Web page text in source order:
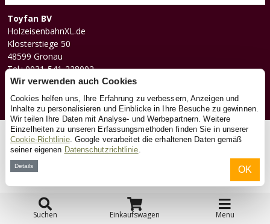
Suchen Einkaufswagen Menu
Toyfan BV
HolzeisenbahnXL.de
Klosterstiege 50
48599 Gronau
Tel.: 0031-541-228002
Facebook
Instagram
© 2026 Toyfan BV
Allgemeine Geschäftsbedingungen
Haftungsausschluss
Wir verwenden auch Cookies
Cookies helfen uns, Ihre Erfahrung zu verbessern, Anzeigen und
Inhalte zu personalisieren und Einblicke in Ihre Besuche zu gewinnen.
Wir teilen Ihre Daten mit Analyse- und Werbepartnern. Weitere
Einzelheiten zu unseren Erfassungsmethoden finden Sie in unserer
Cookie-Richtlinie. Google verarbeitet die erhaltenen Daten gemäß
seiner eigenen Datenschutzrichtlinie
Details OK